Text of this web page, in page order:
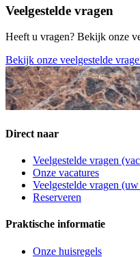
Veelgestelde vragen
Heeft u vragen? Bekijk onze
Bekijk onze veelgestelde
Direct naar
Veelgestelde vragen
Onze vacatures
Veelgestelde vragen
Reserveren
Praktische informatie
Onze huisregels